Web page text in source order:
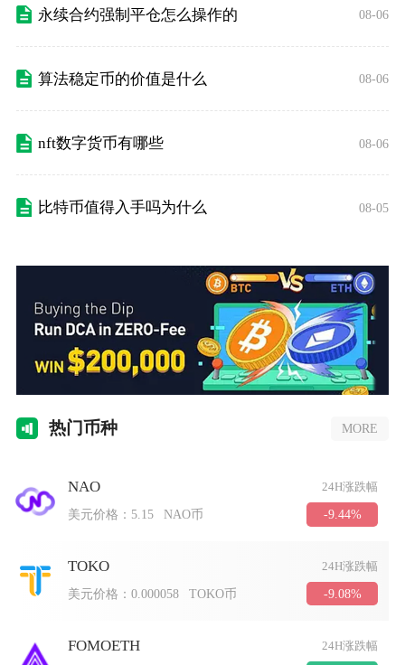
永续合约强制平仓怎么操作的 08-06
算法稳定币的价值是什么 08-06
nft数字货币有哪些 08-06
比特币值得入手吗为什么 08-05
热门币种 MORE
NAO 24H涨跌幅
美元价格： 5.15 NAO币 -9.44%
TOKO 24H涨跌幅
美元价格：0.000058 TOKO币 -9.08%
FOMOETH 24H涨跌幅